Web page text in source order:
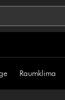
Raumklima